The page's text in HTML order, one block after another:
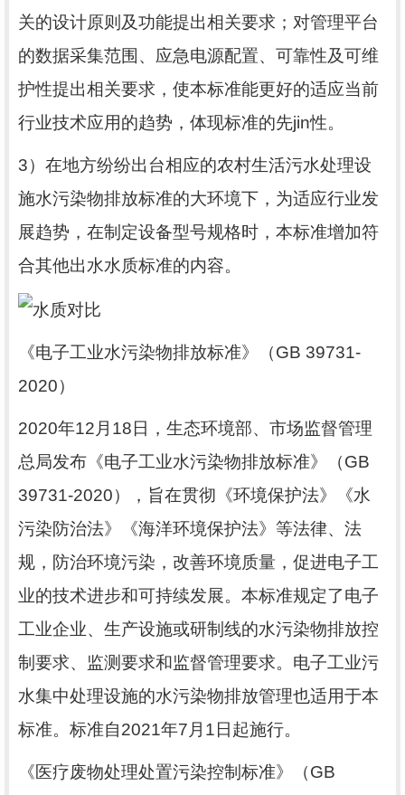
关的设计原则及功能提出相关要求；对管理平台
的数据采集范围、应急电源配置、可靠性及可维
护性提出相关要求，使本标准能更好的适应当前
行业技术应用的趋势，体现标准的先jin性。
3）在地方纷纷出台相应的农村生活污水处理设
施水污染物排放标准的大环境下，为适应行业发
展趋势，在制定设备型号规格时，本标准增加符
合其他出水水质标准的内容。
《电子工业水污染物排放标准》（GB 39731-
2020）
2020年12月 18 日，生态环境部、市场监督管理
总局发布《电子工业水污染物排放标准》（GB
39731-2020），旨在贯彻《环境保护法》《水
污染防治法》《海洋环境保护法》等法律、法
规，防治环境污染，改善环境质量，促进电子工
业的技术进步和可持续发展。本标准规定了电子
工业企业、生产设施或研制线的水污染物排放控
制要求、监测要求和监督管理要求。电子工业污
水集中处理设施的水污染物排放管理也适用于本
标准。标准自2021年7月 1 日起施行。
《医疗废物处理处置污染控制标准》（GB